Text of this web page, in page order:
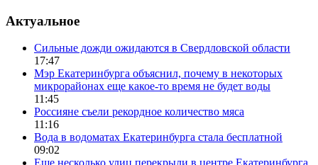
Актуальное
Сильные дожди ожидаются в Свердловской области
17:47
Мэр Екатеринбурга объяснил, почему в некоторых
микрорайонах еще какое-то время не будет воды
11:45
Россияне съели рекордное количество мяса
11:16
Вода в водоматах Екатеринбурга стала бесплатной
09:02